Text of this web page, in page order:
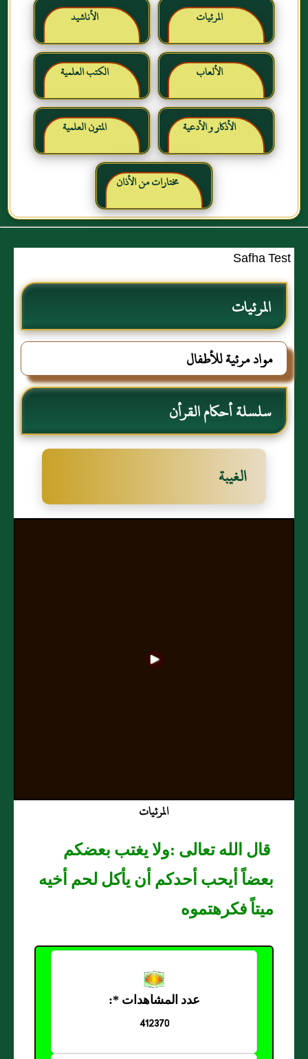
المرئيات الأناشيد
الألعاب الكتب العلمية
الأذكار و الأدعية المتون العلمية
مختارات من الأذان
Safha Test
المرئيات
مواد مرئية للأطفال
سلسلة أحكام القرأن
الغيبة
المرئيات
قال الله تعالى :ولا يغتب بعضكم
بعضاً أيحب أحدكم أن يأكل لحم أخيه
ميتاً فكرهتموه
عدد المشاهدات *:
412370